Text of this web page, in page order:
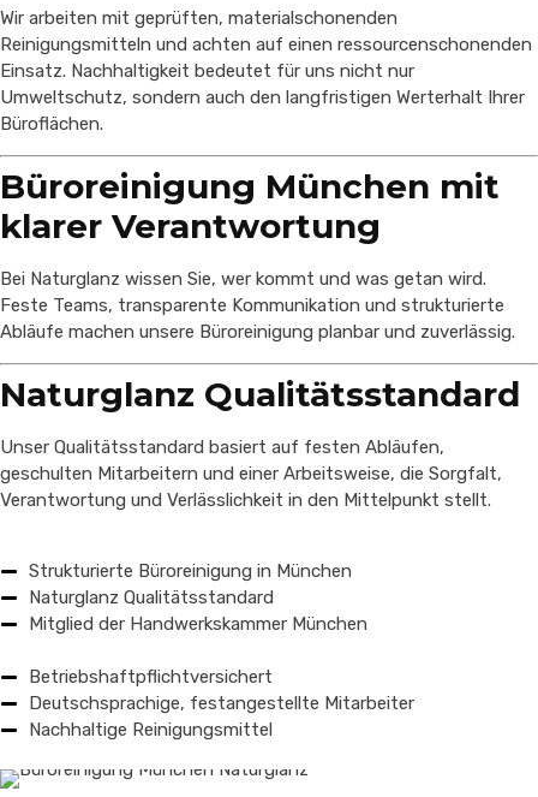
Wir arbeiten mit geprüften, materialschonenden
Reinigungsmitteln und achten auf einen ressourcenschonenden
Einsatz. Nachhaltigkeit bedeutet für uns nicht nur
Umweltschutz, sondern auch den langfristigen Werterhalt Ihrer
Büroflächen.
Büroreinigung München mit
klarer Verantwortung
Bei Naturglanz wissen Sie, wer kommt und was getan wird.
Feste Teams, transparente Kommunikation und strukturierte
Abläufe machen unsere Büroreinigung planbar und zuverlässig.
Naturglanz Qualitätsstandard
Unser Qualitätsstandard basiert auf festen Abläufen,
geschulten Mitarbeitern und einer Arbeitsweise, die Sorgfalt,
Verantwortung und Verlässlichkeit in den Mittelpunkt stellt.
Strukturierte Büroreinigung in München
Naturglanz Qualitätsstandard
Mitglied der Handwerkskammer München
Betriebshaftpflichtversichert
Deutschsprachige, festangestellte Mitarbeiter
Nachhaltige Reinigungsmittel